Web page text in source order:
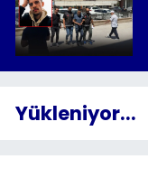
Yükleniyor...